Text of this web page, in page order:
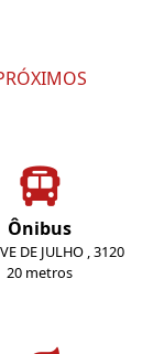
Ônibus
DE JULHO , 3120
20 metros